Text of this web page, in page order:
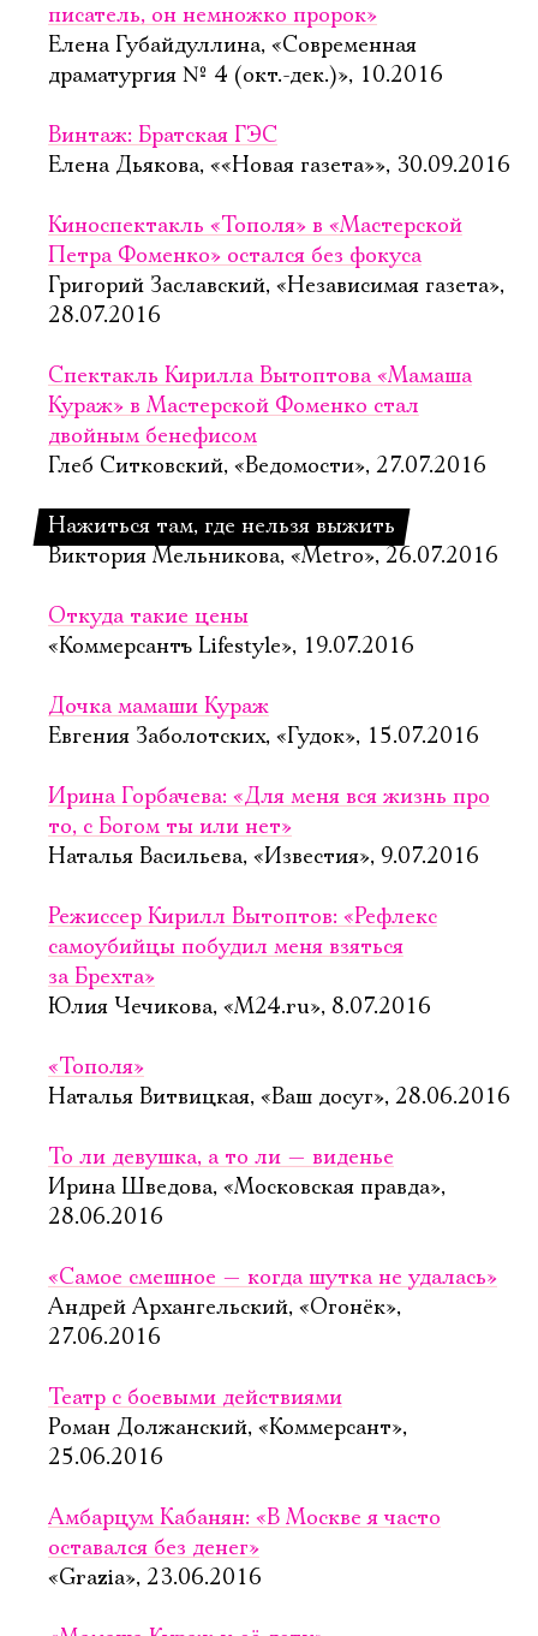
писатель, он немножко пророк»
Елена Губайдуллина, «Современная
драматургия № 4 (окт.-дек.)», 10.2016
Винтаж: Братская ГЭС
Елена Дьякова, ««Новая газета»», 30.09.2016
Киноспектакль «Тополя» в «Мастерской
Петра Фоменко» остался без фокуса
Григорий Заславский, «Независимая газета»,
28.07.2016
Спектакль Кирилла Вытоптова «Мамаша
Кураж» в Мастерской Фоменко стал
двойным бенефисом
Глеб Ситковский, «Ведомости», 27.07.2016
Нажиться там, где нельзя выжить
Виктория Мельникова, «Metro», 26.07.2016
Откуда такие цены
«Коммерсантъ Lifestyle», 19.07.2016
Дочка мамаши Кураж
Евгения Заболотских, «Гудок», 15.07.2016
Ирина Горбачева: «Для меня вся жизнь про
то, с Богом ты или нет»
Наталья Васильева, «Известия», 9.07.2016
Режиссер Кирилл Вытоптов: «Рефлекс
самоубийцы побудил меня взяться
за Брехта»
Юлия Чечикова, «М24.ru», 8.07.2016
«Тополя»
Наталья Витвицкая, «Ваш досуг», 28.06.2016
То ли девушка, а то ли — виденье
Ирина Шведова, «Московская правда»,
28.06.2016
«Самое смешное — когда шутка не удалась»
Андрей Архангельский, «Огонёк»,
27.06.2016
Театр с боевыми действиями
Роман Должанский, «Коммерсант»,
25.06.2016
Амбарцум Кабанян: «В Москве я часто
оставался без денег»
«Grazia», 23.06.2016